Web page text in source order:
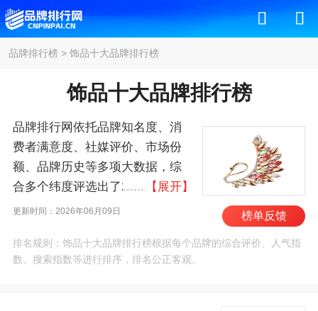
品牌排行榜> 饰品十大品牌排行榜
饰品十大品牌排行榜
品牌排行网依托品牌知名度、消
费者满意度、社媒评价、市场份
额、品牌历史等多项大数据，综
合多个纬度评选出了2026年饰品
十大品牌排行榜，其中前十名
福/ChowTaiFook、APM
Monaco、周大生/ChowTaiSeng、
【展开】
更新时间：2026年06月09日 榜单反馈
排名规则：饰品十大品牌排行榜根据每个品牌的综合评价、人气指
数、搜索指数等进行排序，排名公正客观。